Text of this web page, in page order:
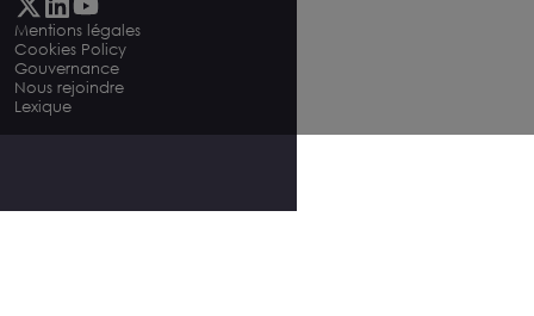
Mentions légales
Cookies Policy
Gouvernance
Nous rejoindre
Lexique